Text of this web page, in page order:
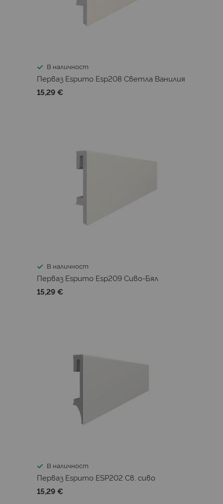
В наличност
Перваз Espumo Esp208 Светла Ванилия
15,29 €
В наличност
Перваз Espumo Esp209 Сиво-Бял
15,29 €
В наличност
Перваз Espumo ESP202 Св. сиво
15,29 €